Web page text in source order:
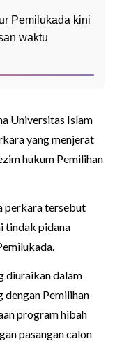
Pemilukada kini
waktu
Universitas Islam
yang menjerat
hukum Pemilihan
perkara tersebut
tindak pidana
diuraikan dalam
dengan Pemilihan
program hibah
pasangan calon